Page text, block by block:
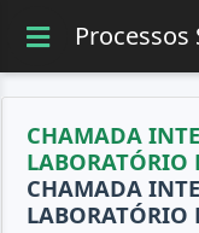
Processos
CHAMADA
LABORATÓRIO
CHAMADA
LABORATÓRIO